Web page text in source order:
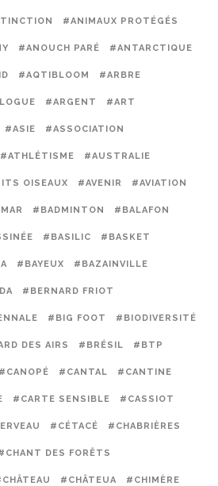
#ANIMAUX PROTÉGÉS
#ANOUCH PARÉ #ANTARCTIQUE
#AQTIBLOOM #ARBRE
#ARGENT #ART
#ASIE #ASSOCIATION
#ATHLÉTISME #AUSTRALIE
OISEAUX #AVENIR #AVIATION
#BADMINTON #BALAFON
#BASILIC #BASKET
#BAYEUX #BAZAINVILLE
#BERNARD FRIOT
#BIG FOOT #BIODIVERSITÉ
DES AIRS #BRÉSIL #BTP
#CANOPÉ #CANTAL #CANTINE
#CARTE SENSIBLE #CASSIOT
#CÉTACÉ #CHABRIÈRES
DES FORÊTS
#CHÂTEUA #CHIMÈRE